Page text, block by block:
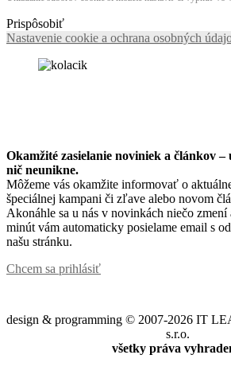
Prispôsobiť
Nastavenie cookie a ochrana osobných
Okamžité zasielanie noviniek a článkov –
nič neunikne.
Môžeme vás okamžite informovať o
špeciálnej kampani či zľave alebo novom
Akonáhle sa u nás v novinkách niečo zmení
minút vám automaticky posielame email s
našu stránku.
Chcem sa prihlásiť
design & programming © 2007-2026 IT
s.r.o.
všetky práva